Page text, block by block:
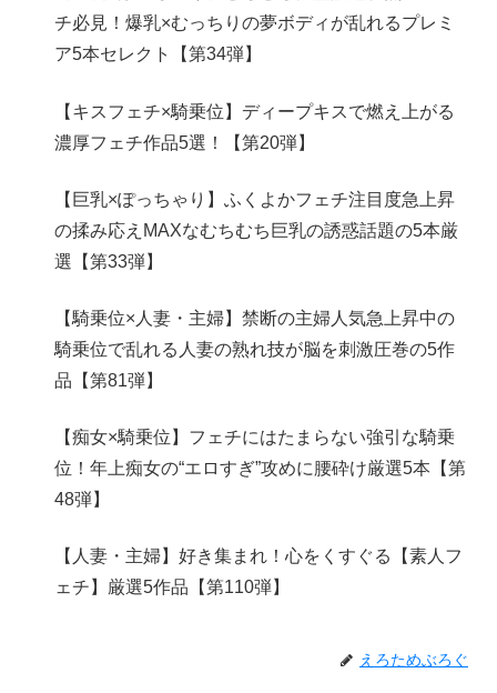
チ必見！爆乳×むっちりの夢ボディが乱れるプレミ
ア5本セレクト【第34弾】
【キスフェチ×騎乗位】ディープキスで燃え上がる
濃厚フェチ作品5選！【第20弾】
【巨乳×ぽっちゃり】ふくよかフェチ注目度急上昇
の揉み応えMAXなむちむち巨乳の誘惑話題の5本厳
選【第33弾】
【騎乗位×人妻・主婦】禁断の主婦人気急上昇中の
騎乗位で乱れる人妻の熟れ技が脳を刺激圧巻の5作
品【第81弾】
【痴女×騎乗位】フェチにはたまらない強引な騎乗
位！年上痴女の“エロすぎ”攻めに腰砕け厳選5本【第
48弾】
【人妻・主婦】好き集まれ！心をくすぐる【素人フ
ェチ】厳選5作品【第110弾】
えろためぶろぐ